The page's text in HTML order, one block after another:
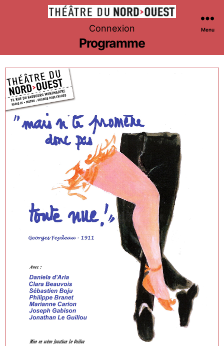
Théâtre
du
Nord-
Ouest
Connexion Menu
Programme